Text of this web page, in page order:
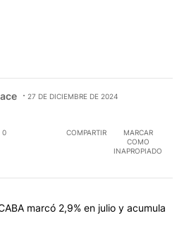
27 DE DICIEMBRE DE 2024
0 COMPARTIR
MARCAR
COMO
INAPROPIADO
con más comentarios en los
el título "La inflación en CABA
marcó 2,9% en julio y acumula